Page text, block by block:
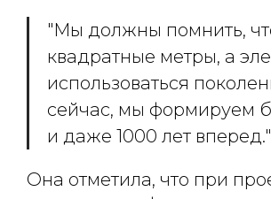
"Мы должны помнить,
квадратные метры, а
использоваться
сейчас, мы формируем
и даже 1000 лет вперед."
Она отметила, что при